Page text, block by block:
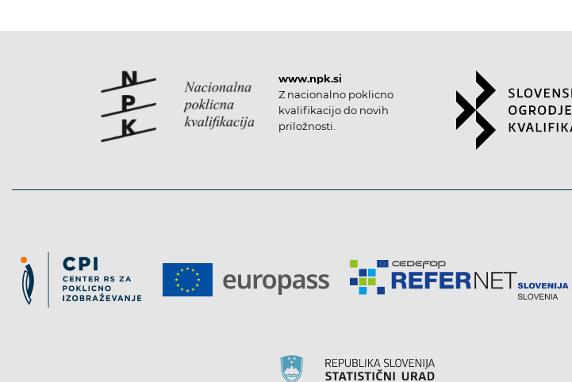
www.npk.si
Z nacionalno poklicno
kvalifikacijo do novih
priložnosti.